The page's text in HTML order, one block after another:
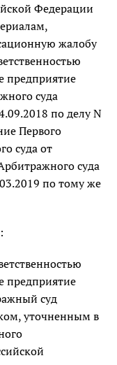
Федерации
жалобу
предприятие
суда
по делу N
Первого
суда от
суда
по тому же
предприятие
суд
уточненным в